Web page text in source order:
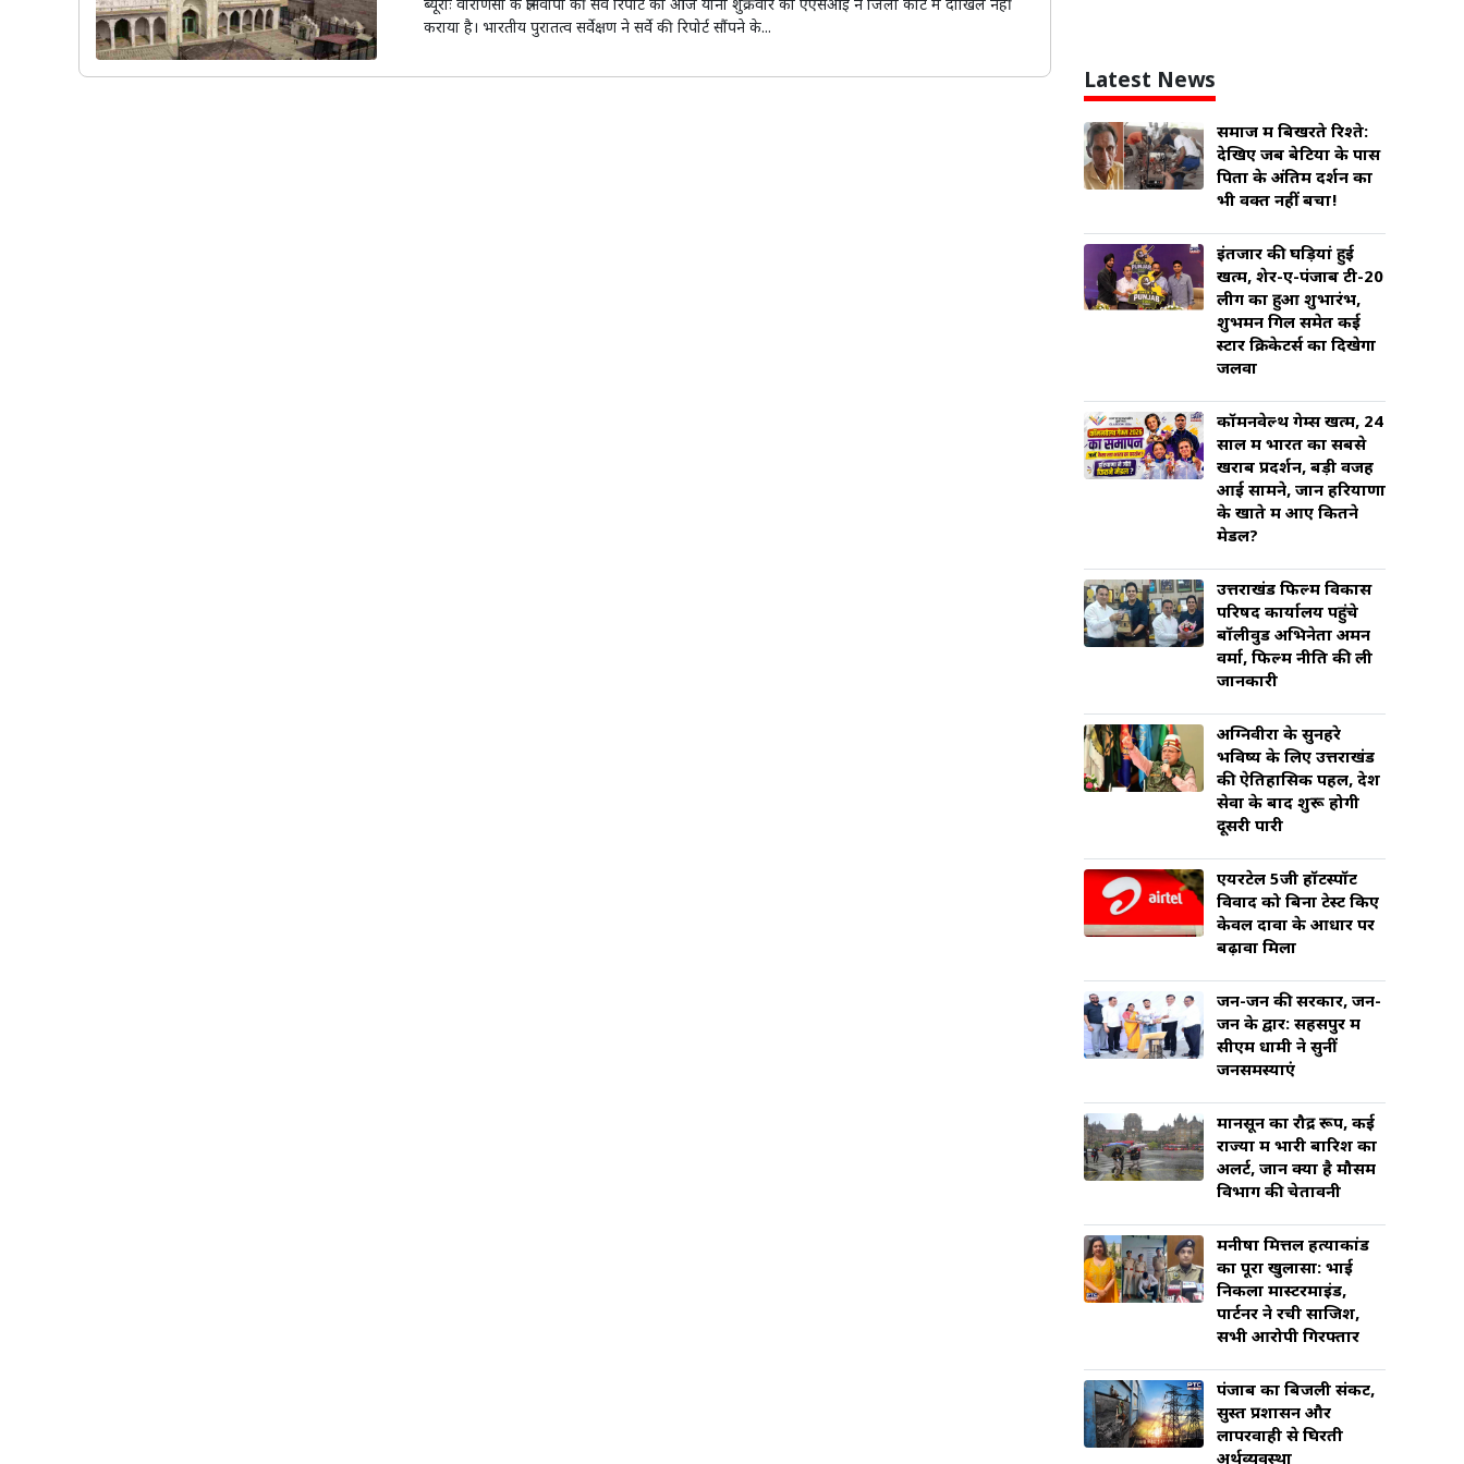
ब्यूरोः वाराणसी के ज्ञानवापी की सर्वे रिपोर्ट को आज यानी शुक्रवार को एएसआई ने जिला कोर्ट में दाखिल नहीं
कराया है। भारतीय पुरातत्व सर्वेक्षण ने सर्वे की रिपोर्ट सौंपने के...
Latest News
समाज में बिखरते रिश्ते:
देखिए जब बेटियों के पास
पिता के अंतिम दर्शन का
भी वक्त नहीं बचा!
इंतजार की घड़ियां हुई
खत्म, शेर-ए-पंजाब टी-20
लीग का हुआ शुभारंभ,
शुभमन गिल समेत कई
स्टार क्रिकेटर्स का दिखेगा
जलवा
कॉमनवेल्थ गेम्स खत्म, 24
साल में भारत का सबसे
खराब प्रदर्शन, बड़ी वजह
आई सामने, जानें हरियाणा
के खाते में आए कितने
मेडल?
उत्तराखंड फिल्म विकास
परिषद कार्यालय पहुंचे
बॉलीवुड अभिनेता अमन
वर्मा, फिल्म नीति की ली
जानकारी
अग्निवीरों के सुनहरे
भविष्य के लिए उत्तराखंड
की ऐतिहासिक पहल, देश
सेवा के बाद शुरू होगी
दूसरी पारी
एयरटेल 5जी हॉटस्पॉट
विवाद को बिना टेस्ट किए
केवल दावों के आधार पर
बढ़ावा मिला
जन-जन की सरकार, जन-
जन के द्वार: सहसपुर में
सीएम धामी ने सुनीं
जनसमस्याएं
मानसून का रौद्र रूप, कई
राज्यों में भारी बारिश का
अलर्ट, जानें क्या है मौसम
विभाग की चेतावनी
मनीषा मित्तल हत्याकांड
का पूरा खुलासा: भाई
निकला मास्टरमाइंड,
पार्टनर ने रची साजिश,
सभी आरोपी गिरफ्तार
पंजाब का बिजली संकट,
सुस्त प्रशासन और
लापरवाही से घिरती
अर्थव्यवस्था